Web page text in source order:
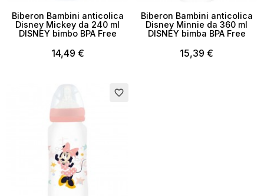
Biberon Bambini anticolica
Disney Mickey da 240 ml
DISNEY bimbo BPA Free
14,49 €
Biberon Bambini anticolica
Disney Minnie da 360 ml
DISNEY bimba BPA Free
15,39 €
favorite_border